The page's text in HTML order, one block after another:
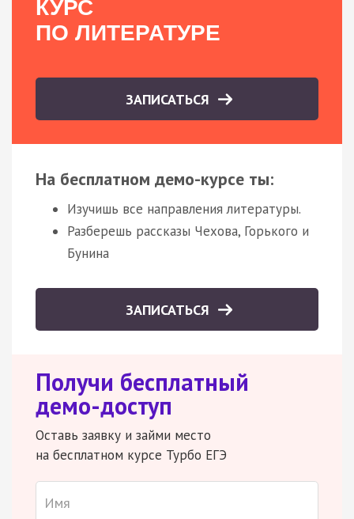
КУРС
ПО ЛИТЕРАТУРЕ
ЗАПИСАТЬСЯ
На бесплатном демо-курсе ты:
Изучишь все направления литературы.
Разберешь рассказы Чехова, Горького и
Бунина
ЗАПИСАТЬСЯ
Получи бесплатный
демо-доступ
Оставь заявку и займи место
на бесплатном курсе Турбо ЕГЭ